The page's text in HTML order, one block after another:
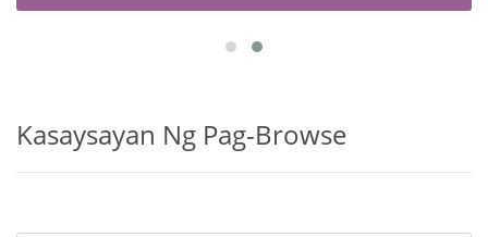
Kasaysayan Ng Pag-Browse